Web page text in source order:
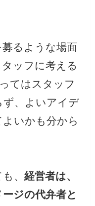
るような場面
ッフに考える
てはスタッフ
ず、よいアイデ
いかも分から
も、経営者は、
ジの代弁者と